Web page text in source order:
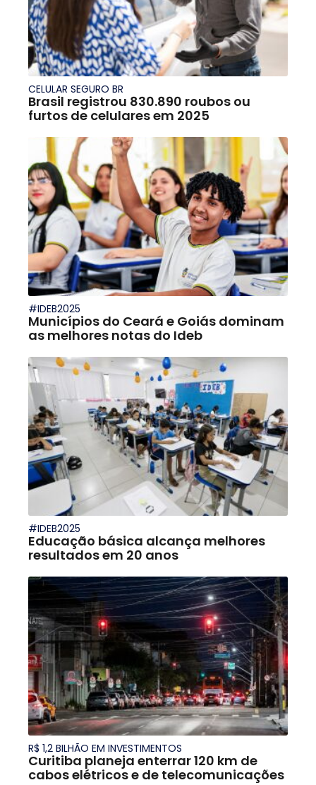
CELULAR SEGURO BR
Brasil registrou 830.890 roubos ou
furtos de celulares em 2025
#IDEB2025
Municípios do Ceará e Goiás dominam
as melhores notas do Ideb
#IDEB2025
Educação básica alcança melhores
resultados em 20 anos
R$ 1,2 BILHÃO EM INVESTIMENTOS
Curitiba planeja enterrar 120 km de
cabos elétricos e de telecomunicações